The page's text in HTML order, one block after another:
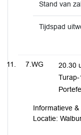
Stand van
Tijdspad
7.WG
20.30
Informatieve
Locatie: